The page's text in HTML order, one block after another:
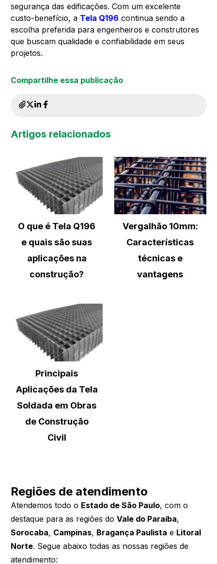
segurança das edificações. Com um excelente
custo-benefício, a Tela Q196 continua sendo a
escolha preferida para engenheiros e construtores
que buscam qualidade e confiabilidade em seus
projetos.
Compartilhe essa publicação
Artigos relacionados
O que é Tela Q196
e quais são suas
aplicações na
construção?
Vergalhão 10mm:
Características
técnicas e
vantagens
Principais
Aplicações da Tela
Soldada em Obras
de Construção
Civil
Regiões de atendimento
Atendemos todo o Estado de São Paulo, com o
destaque para as regiões doVale do Paraíba,
Sorocaba, Campinas, Bragança Paulista e Litoral
Norte. Segue abaixo todas as nossas regiões de
atendimento: